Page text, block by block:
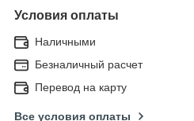
Условия оплаты
Наличными
Безналичный расчет
Перевод на карту
Все условия оплаты